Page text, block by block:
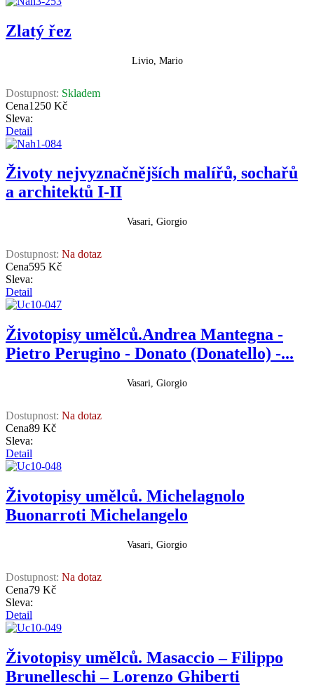
Zlatý řez
Livio, Mario
Dostupnost: Skladem
Cena1250 Kč
Sleva:
Detail
Životy nejvyznačnějších malířů, sochařů
a architektů I-II
Vasari, Giorgio
Dostupnost: Na dotaz
Cena595 Kč
Sleva:
Detail
Životopisy umělců.Andrea Mantegna -
Pietro Perugino - Donato (Donatello) -...
Vasari, Giorgio
Dostupnost: Na dotaz
Cena89 Kč
Sleva:
Detail
Životopisy umělců. Michelagnolo
Buonarroti Michelangelo
Vasari, Giorgio
Dostupnost: Na dotaz
Cena79 Kč
Sleva:
Detail
Životopisy umělců. Masaccio – Filippo
Brunelleschi – Lorenzo Ghiberti